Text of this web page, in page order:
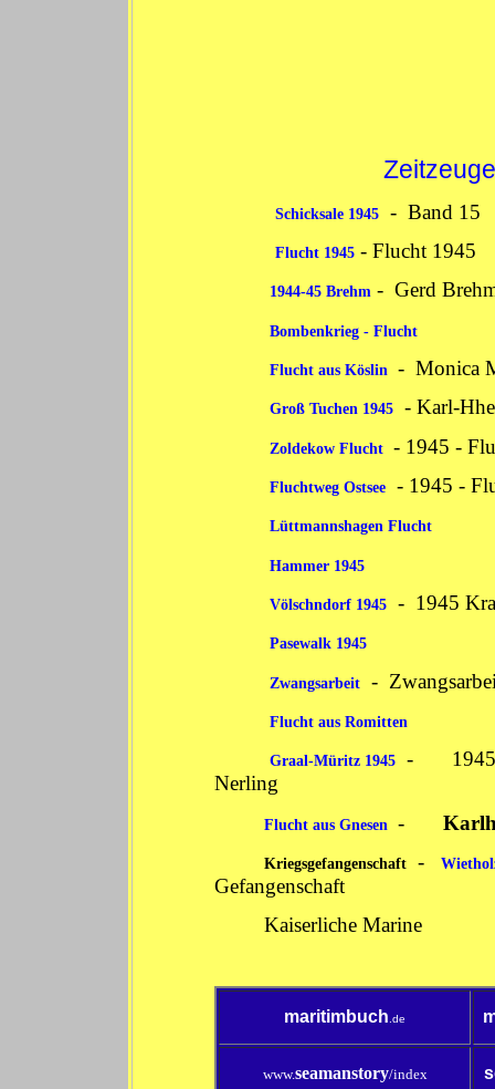
Schicksale 1945 - Band 15
Flucht 1945 - Flucht 1945
1944-45 Brehm - Gerd
Bombenkrieg - Flucht
Flucht aus Köslin - Monica
Groß Tuchen 1945 - Karl-
Zoldekow Flucht - 1945 -
Fluchtweg Ostsee - 1945 -
Lüttmannshagen Flucht
Hammer 1945
Völschndorf 1945 - 1945
Pasewalk 1945
Zwangsarbeit -
Flucht aus Romitten
Graal-Müritz 1945 -
Nerling
Flucht aus Gnesen -
Kriegsgefangenschaft -
Gefangenschaft
Kaiserliche Marine
maritimbuch.de
www.seamanstory/index